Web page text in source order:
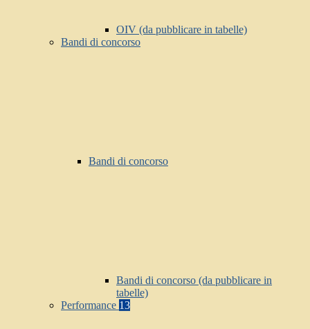
OIV (da pubblicare in tabelle)
Bandi di concorso
Bandi di concorso
Bandi di concorso (da pubblicare in
tabelle)
Performance 13